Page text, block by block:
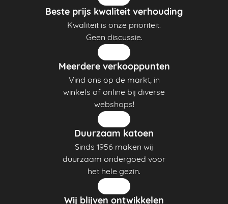
Beste prijs kwaliteit verhouding
Kwaliteit is onze prioriteit.
Geen discussie.
Meerdere verkooppunten
Vind ons op de markt, in
winkels of online bij diverse
webshops!
Duurzaam katoen
Sinds 1956 maken wij
duurzaam ondergoed voor
het hele gezin.
Wij blijven ontwikkelen